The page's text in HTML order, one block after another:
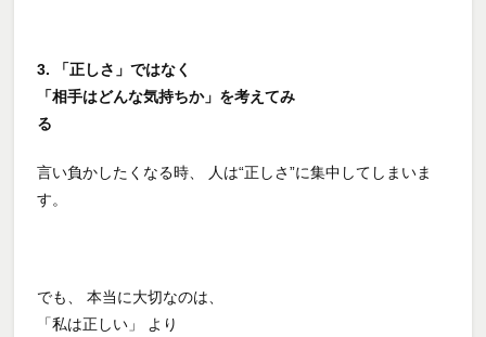
3. 「正しさ」ではなく
「相手はどんな気持ちか」を考えてみ
る
言い負かしたくなる時、 人は“正しさ”に集中してしまいま
す。
でも、 本当に大切なのは、
「私は正しい」 より